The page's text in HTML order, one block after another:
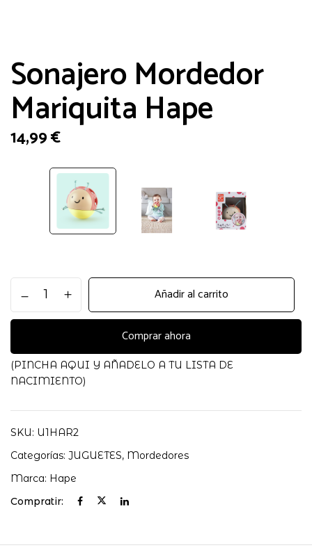
Sonajero Mordedor
Mariquita Hape
14,99€
Mordedor
Mariquita
cantidad
Añadir al carrito
Comprar ahora
(PINCHA AQUI Y AÑADELO A TU LISTA DE
NACIMIENTO)
SKU: U1HAR2
Categorías: JUGUETES, Mordedores
Marca: Hape
Compratir: